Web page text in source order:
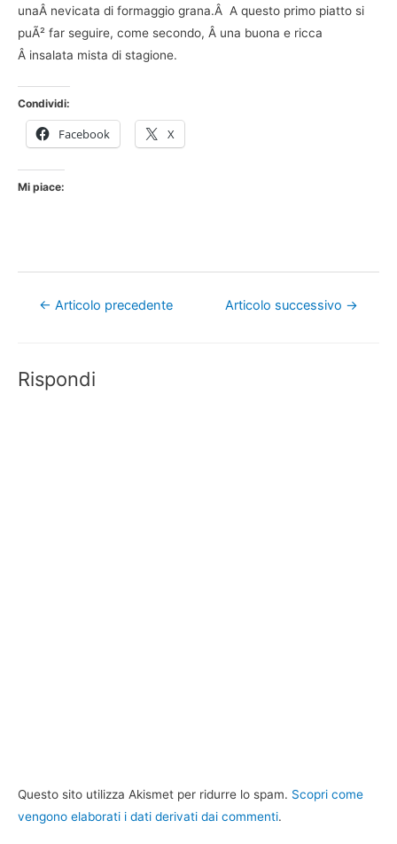
unaÂ nevicata di formaggio grana.Â A questo primo piatto si
puÃ² far seguire, come secondo, Â una buona e ricca
Â insalata mista di stagione.
Condividi:
Facebook X
Mi piace:
Navigazione
← Articolo precedente Articolo successivo →
Rispondi
Questo sito utilizza Akismet per ridurre lo spam. Scopri come
vengono elaborati i dati derivati dai commenti.